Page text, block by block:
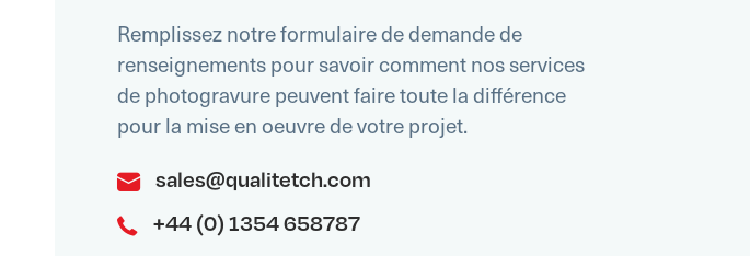
Remplissez notre formulaire de demande de
renseignements pour savoir comment nos services
de photogravure peuvent faire toute la différence
pour la mise en oeuvre de votre projet.
sales@qualitetch.com
+44 (0) 1354 658787